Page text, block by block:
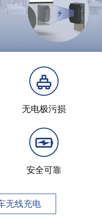
无电极污损
安全可靠
无线充电